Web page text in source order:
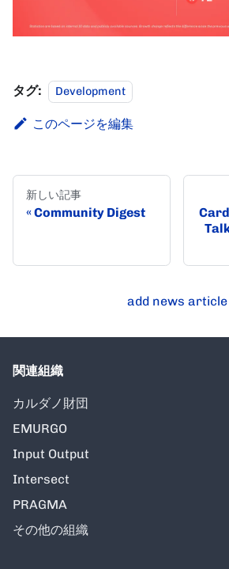
タグ: Development
このページを編集
新しい記事
Community Digest
add news article
関連組織
カルダノ財団
EMURGO
Input Output
Intersect
PRAGMA
その他の組織